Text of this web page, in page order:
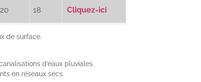
20 18 Cliquez-ici
de surface.
d’eaux pluviales.
en réseaux secs.